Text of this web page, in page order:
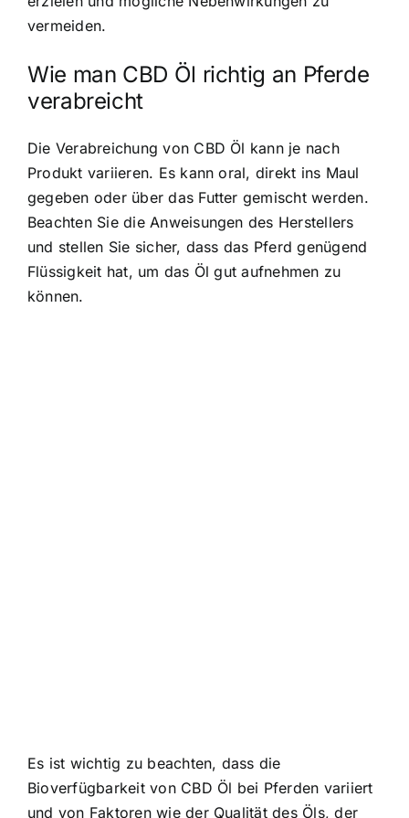
vermeiden.
Wie man CBD Öl richtig an Pferde
verabreicht
Die Verabreichung von CBD Öl kann je nach
Produkt variieren. Es kann oral, direkt ins Maul
gegeben oder über das Futter gemischt werden.
Beachten Sie die Anweisungen des Herstellers
und stellen Sie sicher, dass das Pferd genügend
Flüssigkeit hat, um das Öl gut aufnehmen zu
können.
Es ist wichtig zu beachten, dass die
Bioverfügbarkeit von CBD Öl bei Pferden variiert
und von Faktoren wie der Qualität des Öls, der